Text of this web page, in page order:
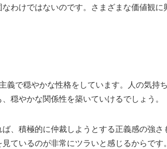
わけではないのです。さまざまな価値観に
義で穏やかな性格をしています。人の気持
穏やかな関係性を築いていけるでしょう。
、積極的に仲裁しようとする正義感の強
ているのが非常にツラいと感じるからで